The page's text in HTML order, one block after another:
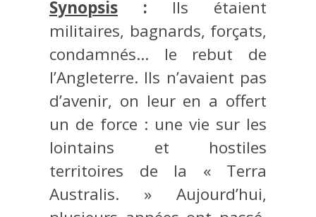
Synopsis : Ils étaient
militaires, bagnards, forçats,
condamnés… le rebut de
l’Angleterre. Ils n’avaient pas
d’avenir, on leur en a offert
un de force : une vie sur les
lointains et hostiles
territoires de la « Terra
Australis. » Aujourd’hui,